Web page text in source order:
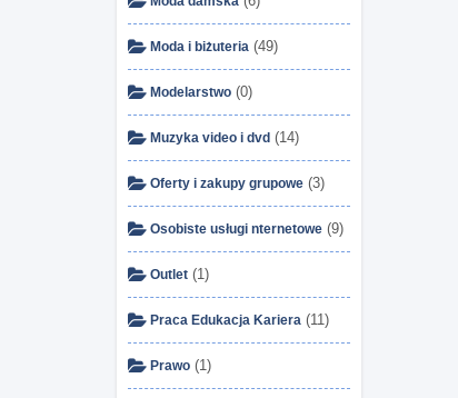
Moda i biżuteria (49)
Modelarstwo (0)
Muzyka video i dvd (14)
Oferty i zakupy grupowe (3)
Osobiste usługi nternetowe (9)
Outlet (1)
Praca Edukacja Kariera (11)
Prawo (1)